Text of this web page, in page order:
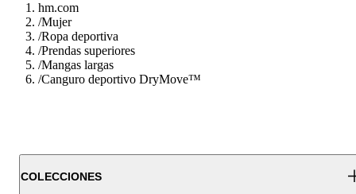
hm.com
/Mujer
/Ropa deportiva
/Prendas superiores
/Mangas largas
/Canguro deportivo DryMove™
COLECCIONES